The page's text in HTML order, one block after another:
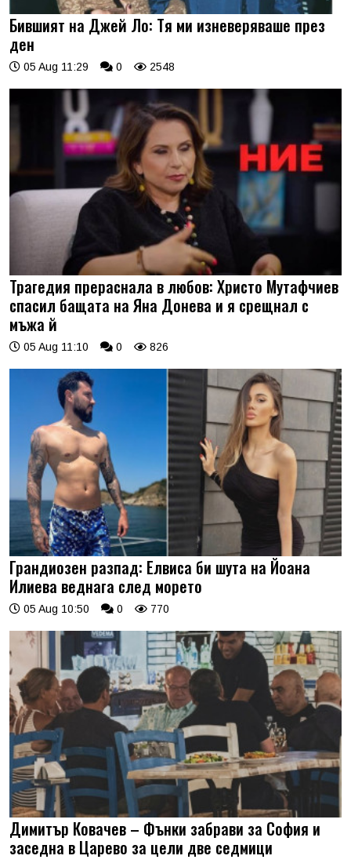
Бившият на Джей Ло: Тя ми изневеряваше през
ден
05 Aug 11:29 0 2548
Трагедия прераснала в любов: Христо Мутафчиев
спасил бащата на Яна Донева и я срещнал с
мъжа й
05 Aug 11:10 0 826
Грандиозен разпад: Елвиса би шута на Йоана
Илиева веднага след морето
05 Aug 10:50 0 770
Димитър Ковачев – Фънки забрави за София и
заседна в Царево за цели две седмици